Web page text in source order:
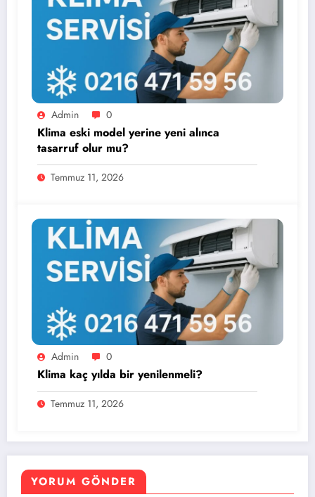
Admin 0
Klima eski model yerine yeni alınca
tasarruf olur mu?
Temmuz 11, 2026
Admin 0
Klima kaç yılda bir yenilenmeli?
Temmuz 11, 2026
YORUM GÖNDER